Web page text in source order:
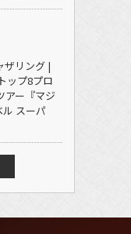
ザリング |
ップ8プロ
アー『マジ
スーパ